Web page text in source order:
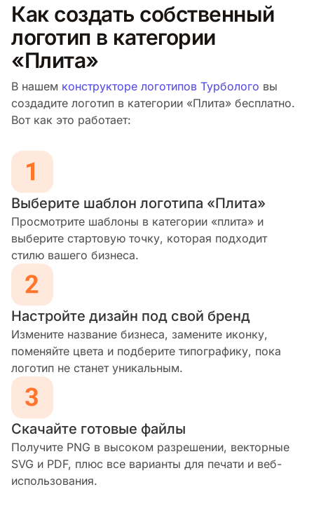
Как создать собственный
логотип в категории
«Плита»
В нашем конструкторе логотипов Турболого вы
создадите логотип в категории «Плита» бесплатно.
Вот как это работает:
Выберите шаблон логотипа «Плита»
Просмотрите шаблоны в категории «плита» и
выберите стартовую точку, которая подходит
стилю вашего бизнеса.
Настройте дизайн под свой бренд
Измените название бизнеса, замените иконку,
поменяйте цвета и подберите типографику, пока
логотип не станет уникальным.
Скачайте готовые файлы
Получите PNG в высоком разрешении, векторные
SVG и PDF, плюс все варианты для печати и веб-
использования.